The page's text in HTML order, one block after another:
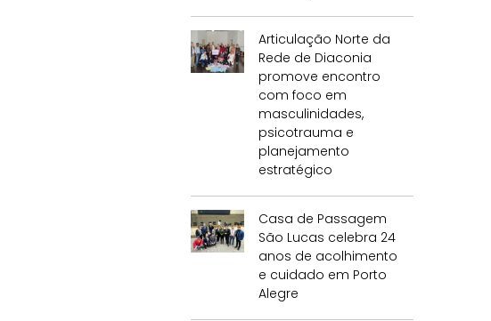
Articulação Norte da
Rede de Diaconia
promove encontro
com foco em
masculinidades,
psicotrauma e
planejamento
estratégico
Casa de Passagem
São Lucas celebra 24
anos de acolhimento
e cuidado em Porto
Alegre